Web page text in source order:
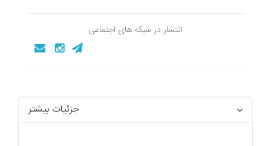
انتشار در شبکه های اجتماعی
جزئیات بیشتر